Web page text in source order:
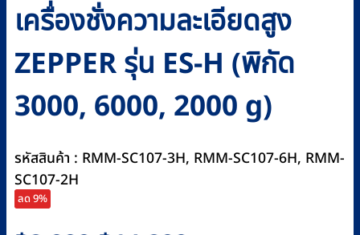
เครื่องชั่งความละเอียดสูง
ZEPPER รุ่น ES-H (พิกัด
3000, 6000, 2000 g)
รหัสสินค้า : RMM-SC107-3H, RMM-SC107-6H, RMM-
SC107-2H
ลด 9%